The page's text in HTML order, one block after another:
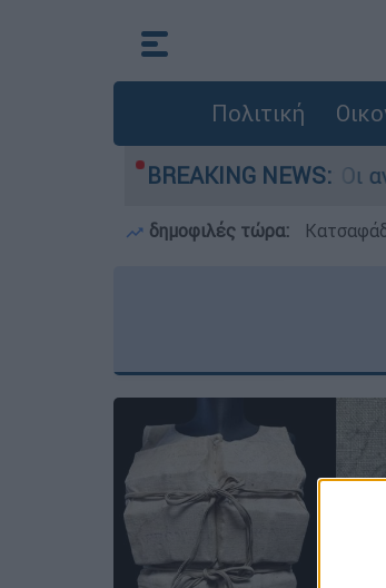
Πολιτική
BREAKING NEWS:
στην Κυψέλη: Οι
δημοφιλές τώρα: